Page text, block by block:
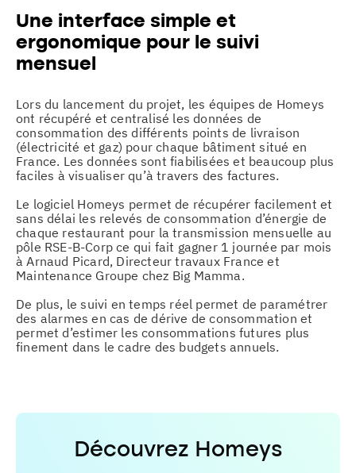
Une interface simple et
ergonomique pour le suivi
mensuel
Lors du lancement du projet, les équipes de Homeys
ont récupéré et centralisé les données de
consommation des différents points de livraison
(électricité et gaz) pour chaque bâtiment situé en
France. Les données sont fiabilisées et beaucoup plus
faciles à visualiser qu’à travers des factures.
Le logiciel Homeys permet de récupérer facilement et
sans délai les relevés de consommation d’énergie de
chaque restaurant pour la transmission mensuelle au
pôle RSE-B-Corp ce qui fait gagner 1 journée par mois
à Arnaud Picard, Directeur travaux France et
Maintenance Groupe chez Big Mamma.
De plus, le suivi en temps réel permet de paramétrer
des alarmes en cas de dérive de consommation et
permet d’estimer les consommations futures plus
finement dans le cadre des budgets annuels.
Découvrez Homeys